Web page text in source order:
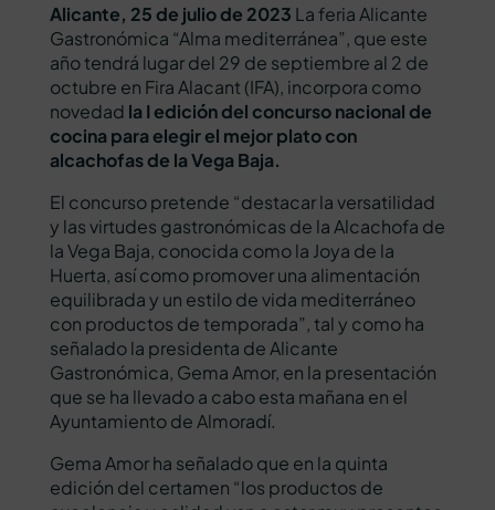
Alicante, 25 de julio de 2023 La feria Alicante
Gastronómica “Alma mediterránea”, que este
año tendrá lugar del 29 de septiembre al 2 de
octubre en Fira Alacant (IFA), incorpora como
novedad la I edición del concurso nacional de
cocina para elegir el mejor plato con
alcachofas de la Vega Baja.
El concursopretende “destacar la versatilidad
y las virtudes gastronómicas de la Alcachofa de
la Vega Baja, conocida como la Joya de la
Huerta, así como promover una alimentación
equilibrada y un estilo de vida mediterráneo
con productos de temporada”, tal y como ha
señalado la presidenta de Alicante
Gastronómica, Gema Amor, en la presentación
que se ha llevado a cabo esta mañana en el
Ayuntamiento de Almoradí.
Gema Amor ha señalado que en la quinta
edición del certamen “los productos de